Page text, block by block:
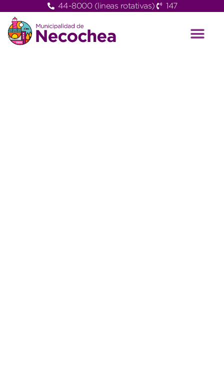
44-8000 (lineas rotativas) 147